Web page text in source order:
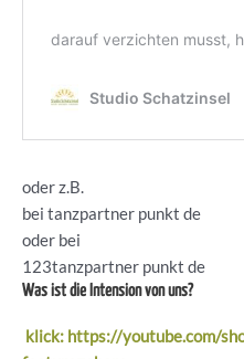
oder z.B.
bei tanzpartner punkt de
oder bei
123tanzpartner punkt de
Was ist die Intension von uns?
klick: https://youtube.com/